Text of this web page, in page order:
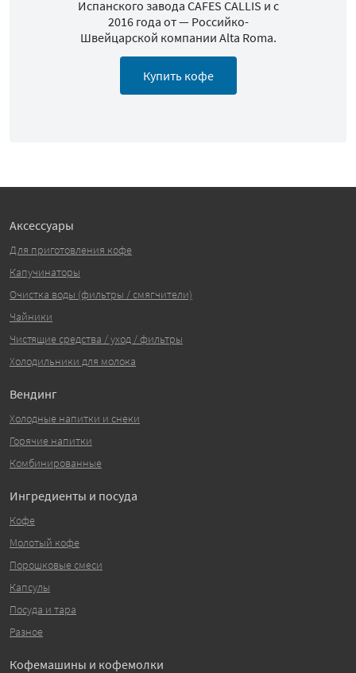
Испанского завода CAFES CALLIS и с
2016 года от — Российко-
Швейцарской компании Alta Roma.
Купить кофе
Аксессуары
Для приготовления кофе
Капучинаторы
Очистка воды (фильтры / смягчители)
Чайники
Чистящие средства / уход / фильтры
Холодильники для молока
Вендинг
Холодные напитки и снеки
Горячие напитки
Комбинированные
Ингредиенты и посуда
Кофе
Молотый кофе
Порошковые смеси
Капсулы
Посуда и тара
Разное
Кофемашины и кофемолки